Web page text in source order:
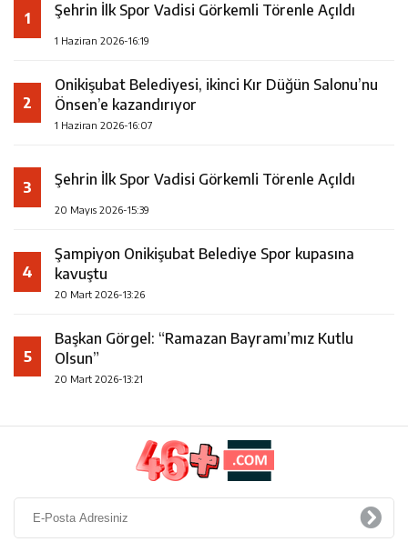
1 Şehrin İlk Spor Vadisi Görkemli Törenle Açıldı
1 Haziran 2026-16:19
2
Onikişubat Belediyesi, ikinci Kır Düğün Salonu’nu
Önsen’e kazandırıyor
1 Haziran 2026-16:07
3 Şehrin İlk Spor Vadisi Görkemli Törenle Açıldı
20 Mayıs 2026-15:39
4
Şampiyon Onikişubat Belediye Spor kupasına
kavuştu
20 Mart 2026-13:26
5
Başkan Görgel: “Ramazan Bayramı’mız Kutlu
Olsun”
20 Mart 2026-13:21